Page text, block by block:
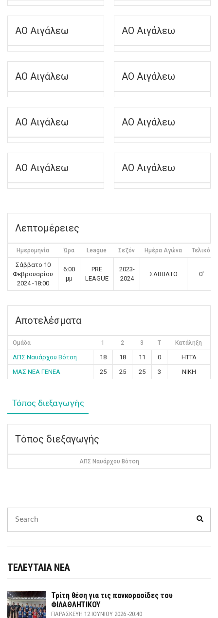
ΑΟ Αιγάλεω ΑΟ Αιγάλεω
ΑΟ Αιγάλεω ΑΟ Αιγάλεω
ΑΟ Αιγάλεω ΑΟ Αιγάλεω
ΑΟ Αιγάλεω ΑΟ Αιγάλεω
Λεπτομέρειες
Ημερομηνία Ώρα League Σεζόν Ημέρα Αγώνα Τελικό
Σάββατο 10
Φεβρουαρίου
2024 -18:00
6:00
μμ
PRE
LEAGUE
2023-
2024
ΣΑΒΒΑΤΟ 0'
Αποτελέσματα
Ομάδα 1 2 3 T Κατάληξη
ΑΠΣ Ναυάρχου Βότση 18 18 11 0
ΗΤΤΑ
ΜΑΣ ΝΕΑ ΓΕΝΕΑ
25 25 25 3 ΝΙΚΗ
Τόπος διεξαγωγής
Τόπος διεξαγωγής
ΑΠΣ Ναυάρχου Βότση
for:
ΤΕΛΕΥΤΑΙΑ ΝΕΑ
Τρίτη θέση για τις πανκορασίδες του
ΦΙΛΑΘΛΗΤΙΚΟΥ
ΠΑΡΑΣΚΕΥΉ 12 ΙΟΥΝΊΟΥ 2026 -20:40